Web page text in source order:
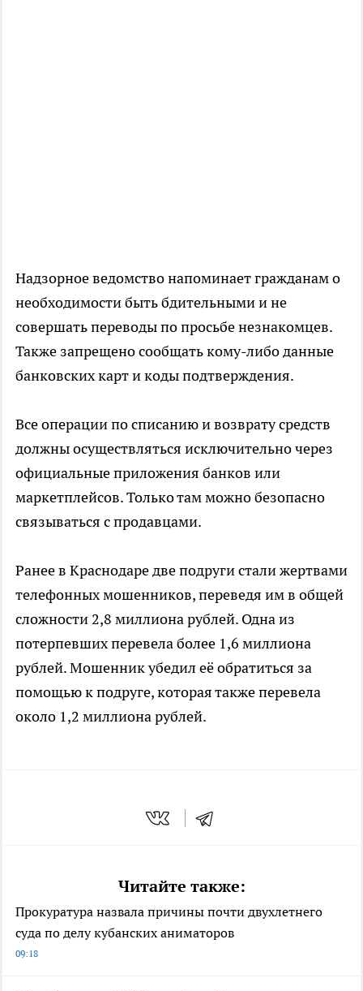
Надзорное ведомство напоминает гражданам о
необходимости быть бдительными и не
совершать переводы по просьбе незнакомцев.
Также запрещено сообщать кому-либо данные
банковских карт и коды подтверждения.
Все операции по списанию и возврату средств
должны осуществляться исключительно через
официальные приложения банков или
маркетплейсов. Только там можно безопасно
связываться с продавцами.
Ранее в Краснодаре две подруги стали жертвами
телефонных мошенников, переведя им в общей
сложности 2,8 миллиона рублей. Одна из
потерпевших перевела более 1,6 миллиона
рублей. Мошенник убедил её обратиться за
помощью к подруге, которая также перевела
около 1,2 миллиона рублей.
Читайте также:
Прокуратура назвала причины почти двухлетнего
суда по делу кубанских аниматоров
09:18